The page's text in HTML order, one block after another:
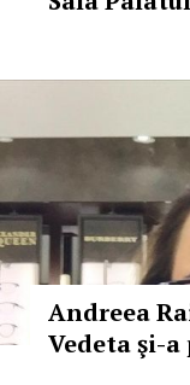
Andreea
Vedeta şi-a